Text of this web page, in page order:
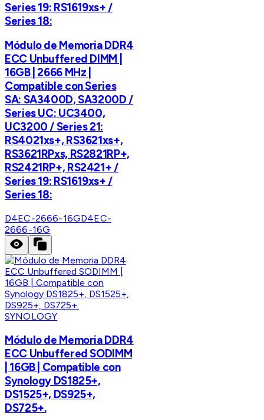
Series 19: RS1619xs+ /
Series 18:
Módulo de Memoria DDR4
ECC Unbuffered DIMM |
16GB | 2666 MHz |
Compatible con Series
SA: SA3400D, SA3200D /
Series UC: UC3400,
UC3200 / Series 21:
RS4021xs+, RS3621xs+,
RS3621RPxs, RS2821RP+,
RS2421RP+, RS2421+ /
Series 19: RS1619xs+ /
Series 18:
D4EC-2666-16GD4EC-
2666-16G
SYNOLOGY
Módulo de Memoria DDR4
ECC Unbuffered SODIMM
| 16GB | Compatible con
Synology DS1825+,
DS1525+, DS925+,
DS725+.